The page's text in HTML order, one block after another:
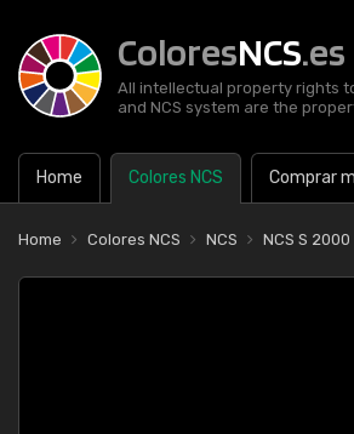
ColoresNCS.es
All intellectual property rights
and NCS system are the
Home Colores NCS Comprar
Home Colores NCS NCS NCS S